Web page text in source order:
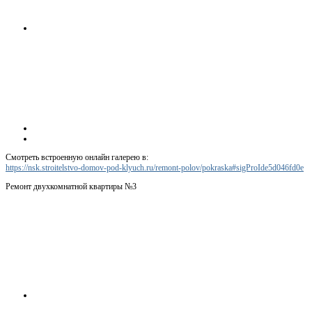
Смотреть встроенную онлайн галерею в:
https://nsk.stroitelstvo-domov-pod-klyuch.ru/remont-polov/pokraska#sigProIde5d046fd0e
Ремонт двухкомнатной квартиры №3